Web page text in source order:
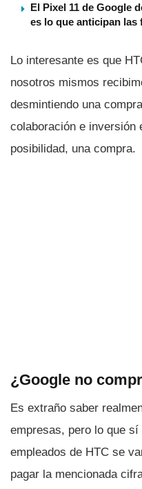
El Pixel 11 de Google
es lo que anticipan las
Lo interesante es que
nosotros mismos
desmintiendo una
colaboración e inversión
posibilidad, una compra.
¿Google no
Es extraño saber
empresas, pero lo que
empleados de HTC se
pagar la mencionada